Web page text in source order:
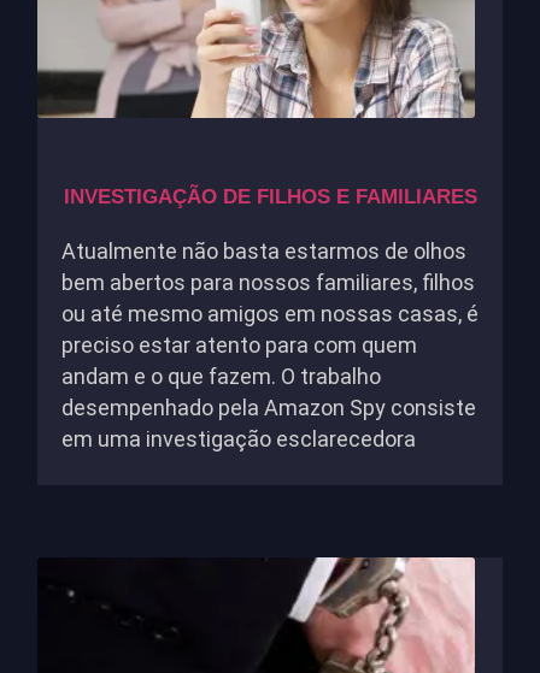
INVESTIGAÇÃO DE FILHOS E FAMILIARES
Atualmente não basta estarmos de olhos
bem abertos para nossos familiares, filhos
ou até mesmo amigos em nossas casas, é
preciso estar atento para com quem
andam e o que fazem. O trabalho
desempenhado pela Amazon Spy consiste
em uma investigação esclarecedora